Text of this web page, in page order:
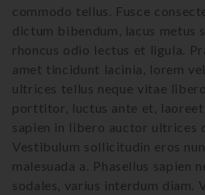
commodo tellus. Fusce
dictum bibendum, lacus metus
rhoncus odio lectus et ligula.
amet tincidunt lacinia, lorem
ultrices tellus neque vitae
porttitor, luctus ante et, laoreet
sapien in libero auctor ultrices
Vestibulum sollicitudin eros
malesuada a. Phasellus sapien
sodales, varius interdum diam.